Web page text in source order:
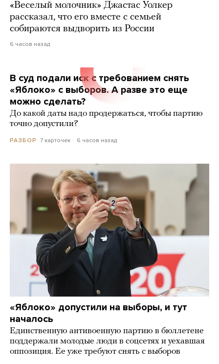
«Веселый молочник» Джастас Уолкер
рассказал, что его вместе с семьей
собираются выдворить из России
6 часов назад
В суд подали иск с требованием снять
«Яблоко» с выборов. А разве это еще
можно сделать?
До какой даты надо продержаться, чтобы партию
точно допустили?
РАЗБОР 7 карточек 6 часов назад
«Яблоко» допустили на выборы, и тут
началось
Единственную антивоенную партию в бюллетене
поддержали молодые люди в соцсетях и уехавшая
оппозиция. Ее уже требуют снять с выборов